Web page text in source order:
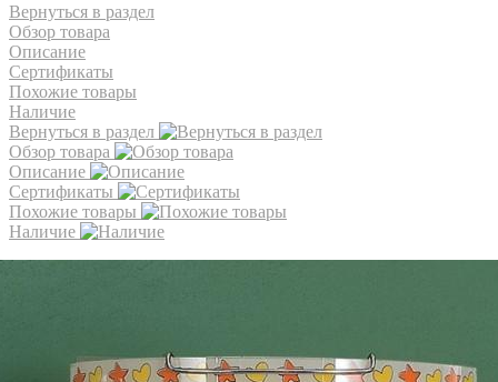
Вернуться в раздел
Обзор товара
Описание
Сертификаты
Похожие товары
Наличие
Вернуться в раздел
Обзор товара
Описание
Сертификаты
Похожие товары
Наличие